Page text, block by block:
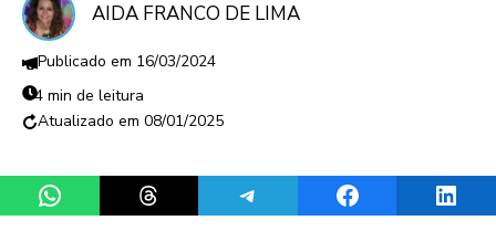
AIDA FRANCO DE LIMA
16/03/2024
4 min de leitura
08/01/2025
Share on WhatsAppShare on ThreadsShare on TelegramShare on Facebook